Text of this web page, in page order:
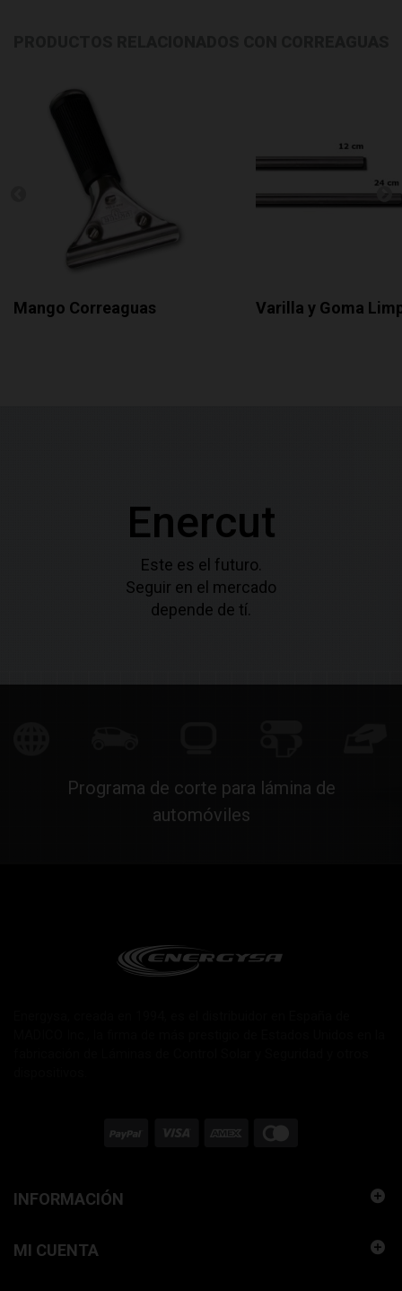
Mango Correaguas Varilla y Goma
Enercut
Este es el futuro.
Seguir en el mercado
depende de tí.
Programa de corte para lámina de
automóviles
INFORMACIÓN
MI CUENTA